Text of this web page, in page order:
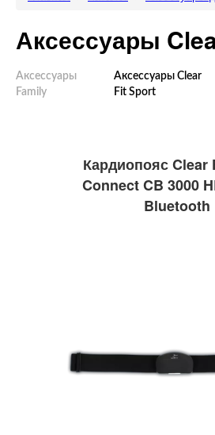
Аксессуары
Аксессуары
Family
Аксессуары Clear
Fit Sport
Кардиопояс Clear
Connect CB 3000
Bluetooth